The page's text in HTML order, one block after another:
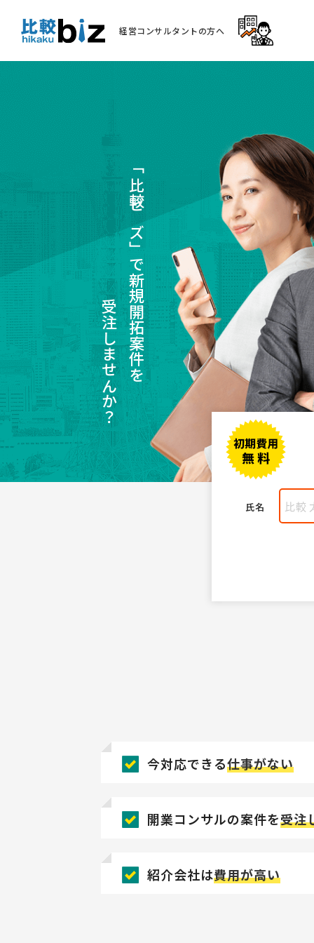
経営コンサルタントの方へ
「比較ビズ」で新規開拓案件を
受注しませんか？
氏名
今対応できる仕事がない
開業コンサルの案件を受注
紹介会社は費用が高い